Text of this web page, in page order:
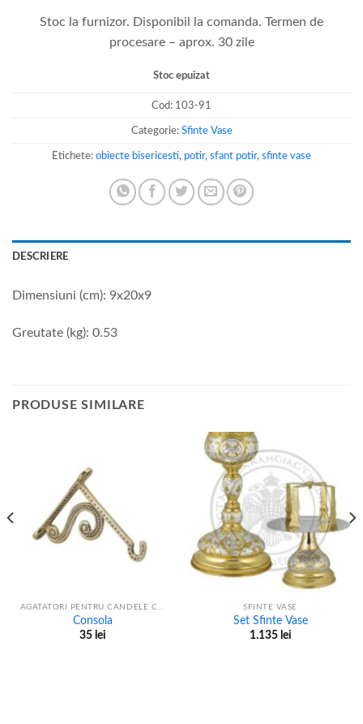
Stoc la furnizor. Disponibil la comanda. Termen de
procesare – aprox. 30 zile
Stoc epuizat
Cod: 103-91
Categorie: Sfinte Vase
Etichete: obiecte bisericesti, potir, sfant potir, sfinte vase
DESCRIERE
Dimensiuni (cm): 9x20x9
Greutate (kg): 0.53
PRODUSE SIMILARE
Consola
35 lei
SFINTE VASE
Set Sfinte Vase
1.135 lei